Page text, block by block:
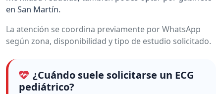
en San Martín.
La atención se coordina previamente por WhatsApp
según zona, disponibilidad y tipo de estudio solicitado.
¿Cuándo suele solicitarse un ECG
pediátrico?